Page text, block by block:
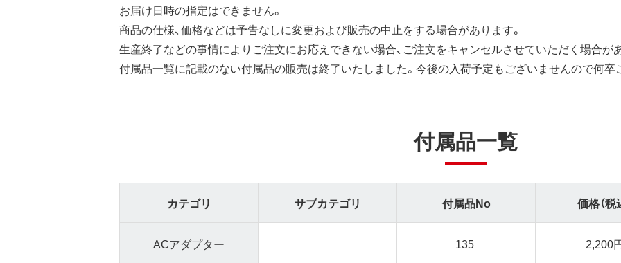
お届け日時の指定はできません。
商品の仕様、価格などは予告なしに変更および販売の中止をする場合があります。
生産終了などの事情によりご注文にお応えできない場合、ご注文をキャンセルさせていただく場合が
付属品一覧に記載のない付属品の販売は終了いたしました。今後の入荷予定もございませんので何卒
付属品一覧
カテゴリ サブカテゴリ 付属品No 価格（税
ACアダプター 135 2,200